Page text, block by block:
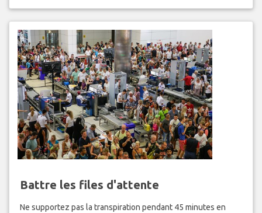
Battre les files d'attente
Ne supportez pas la transpiration pendant 45 minutes en